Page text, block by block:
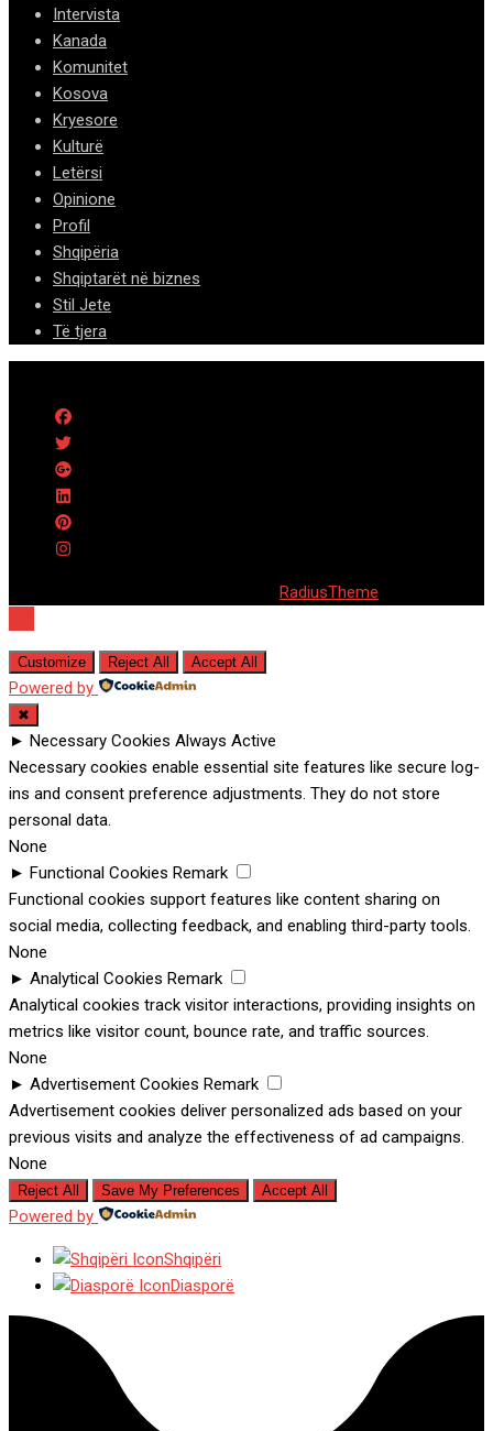
Intervista
Kanada
Komunitet
Kosova
Kryesore
Kulturë
Letërsi
Opinione
Profil
Shqipëria
Shqiptarët në biznes
Stil Jete
Të tjera
RadiusTheme
Customize Reject All Accept All
Powered by
✖
► Necessary Cookies Always Active
Necessary cookies enable essential site features like secure log-
ins and consent preference adjustments. They do not store
personal data.
None
► Functional Cookies Remark
Functional cookies support features like content sharing on
social media, collecting feedback, and enabling third-party tools.
None
► Analytical Cookies Remark
Analytical cookies track visitor interactions, providing insights on
metrics like visitor count, bounce rate, and traffic sources.
None
► Advertisement Cookies Remark
Advertisement cookies deliver personalized ads based on your
previous visits and analyze the effectiveness of ad campaigns.
None
Reject All Save My Preferences Accept All
Powered by
Shqipëri
Diasporë